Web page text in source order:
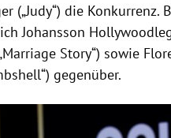
(„Judy“) die Konkurrenz.
Johansson
Story“) sowie
gegenüber.